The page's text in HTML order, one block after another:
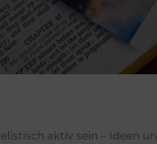
aktiv sein – Ideen